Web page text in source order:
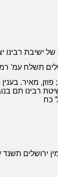
רבינו יצחק
תשלח עמ'
מאיר.
רבינו תם
כח
תשנד עמ'